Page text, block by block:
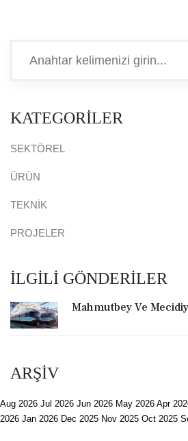
KATEGORİLER
SEKTÖREL
ÜRÜN
TEKNİK
PROJELER
İLGİLİ GÖNDERİLER
Mahmutbey Ve
ARŞİV
Aug 2026 Jul 2026 Jun 2026 May 2026 Apr
2026 Jan 2026 Dec 2025 Nov 2025 Oct 2025